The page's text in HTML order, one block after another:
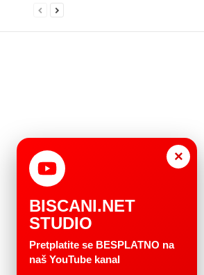
×
BISCANI.NET
STUDIO
Pretplatite se BESPLATNO na
naš YouTube kanal